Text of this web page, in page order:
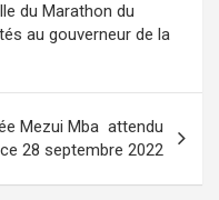
du Marathon du
au gouverneur de la
Mezui Mba attendu
ce 28 septembre 2022